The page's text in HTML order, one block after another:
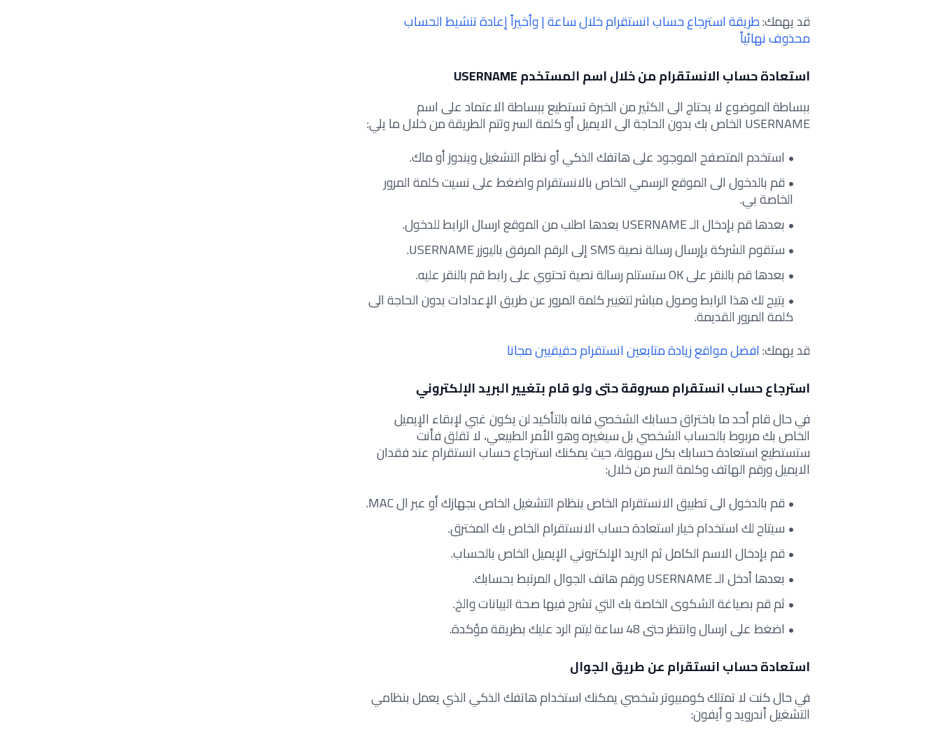
قد يهمك:طريقة استرجاع حساب انستقرام خلال ساعة | وأخيراً إعادة تنشيط الحساب
محذوف نهائياً
استعادة حساب الانستقرام من خلال اسم المستخدم USERNAME
ببساطة الموضوع لا يحتاج الى الكثير من الخبرة تستطيع ببساطة الاعتماد على اسم
USERNAME الخاص بك بدون الحاجة الى الايميل أو كلمة السر وتتم الطريقة من خلال ما يلي:
استخدم المتصفح الموجود على هاتفك الذكي أو نظام التشغيل ويندوز أو ماك.
قم بالدخول الى الموقع الرسمي الخاص بالانستقرام واضغط على نسيت كلمة المرور
الخاصة بي.
بعدها قم بإدخال الـ USERNAME بعدها اطلب من الموقع ارسال الرابط للدخول.
ستقوم الشركة بإرسال رسالة نصية SMS إلى الرقم المرفق باليوزر USERNAME.
بعدها قم بالنقر على OK ستستلم رسالة نصية تحتوي على رابط قم بالنقر عليه.
يتيح لك هذا الرابط وصول مباشر لتغيير كلمة المرور عن طريق الإعدادات بدون الحاجة الى
كلمة المرور القديمة.
قد يهمك:افضل مواقع زيادة متابعين انستقرام حقيقيين مجانا
استرجاع حساب انستقرام مسروقة حتى ولو قام بتغيير البريد الإلكتروني
في حال قام أحد ما باختراق حسابك الشخصي فانه بالتأكيد لن يكون غبي لإبقاء الإيميل
الخاص بك مربوط بالحساب الشخصي بل سيغيره وهو الأمر الطبيعي، لا تقلق فأنت
ستستطيع استعادة حسابك بكل سهولة، حيث يمكنك استرجاع حساب انستقرام عند فقدان
الايميل ورقم الهاتف وكلمة السر من خلال:
قم بالدخول الى تطبيق الانستقرام الخاص بنظام التشغيل الخاص بجهازك أو عبر ال MAC.
سيتاح لك استخدام خيار استعادة حساب الانستقرام الخاص بك المخترق.
قم بإدخال الاسم الكامل ثم البريد الإلكتروني الإيميل الخاص بالحساب.
بعدها أدخل الـ USERNAME ورقم هاتف الجوال المرتبط بحسابك.
ثم قم بصياغة الشكوى الخاصة بك التي تشرح فيها صحة البيانات والخ.
اضغط على ارسال وانتظر حتى 48 ساعة ليتم الرد عليك بطريقة مؤكدة.
استعادة حساب انستقرام عن طريق الجوال
في حال كنت لا تمتلك كومبيوتر شخصي يمكنك استخدام هاتفك الذكي الذي يعمل بنظامي
التشغيل أندرويد و أيفون: